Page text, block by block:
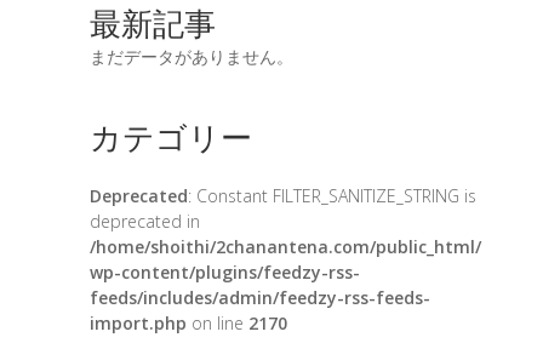
最新記事
まだデータがありません。
カテゴリー
Deprecated: Constant FILTER_SANITIZE_STRING is
deprecated in
/home/shoithi/2chanantena.com/public_html/
wp-content/plugins/feedzy-rss-
feeds/includes/admin/feedzy-rss-feeds-
import.php on line 2170